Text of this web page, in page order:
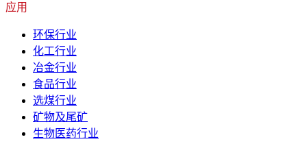
应用
环保行业
化工行业
冶金行业
食品行业
选煤行业
矿物及尾矿
生物医药行业